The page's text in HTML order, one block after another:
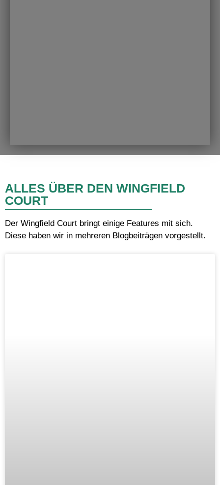
ALLES ÜBER DEN WINGFIELD
COURT
Der Wingfield Court bringt einige Features mit sich.
Diese haben wir in mehreren Blogbeiträgen vorgestellt.